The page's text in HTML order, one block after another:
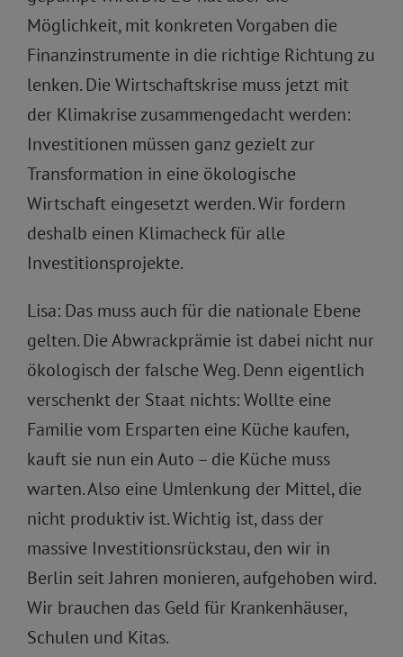
Möglichkeit, mit konkreten Vorgaben die
Finanzinstrumente in die richtige Richtung zu
lenken. Die Wirtschaftskrise muss jetzt mit
der Klimakrise zusammengedacht werden:
Investitionen müssen ganz gezielt zur
Transformation in eine ökologische
Wirtschaft eingesetzt werden. Wir fordern
deshalb einen Klimacheck für alle
Investitionsprojekte.
Lisa: Das muss auch für die nationale Ebene
gelten. Die Abwrackprämie ist dabei nicht nur
ökologisch der falsche Weg. Denn eigentlich
verschenkt der Staat nichts: Wollte eine
Familie vom Ersparten eine Küche kaufen,
kauft sie nun ein Auto – die Küche muss
warten. Also eine Umlenkung der Mittel, die
nicht produktiv ist. Wichtig ist, dass der
massive Investitionsrückstau, den wir in
Berlin seit Jahren monieren, aufgehoben wird.
Wir brauchen das Geld für Krankenhäuser,
Schulen und Kitas.